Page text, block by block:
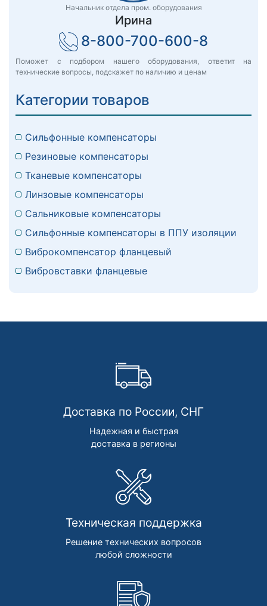
Начальник отдела пром. оборудования
Ирина
8-800-700-600-8
Поможет с подбором нашего оборудования, ответит на
технические вопросы, подскажет по наличию и ценам
Категории товаров
Сильфонные компенсаторы
Резиновые компенсаторы
Тканевые компенсаторы
Линзовые компенсаторы
Сальниковые компенсаторы
Сильфонные компенсаторы в ППУ изоляции
Виброкомпенсатор фланцевый
Вибровставки фланцевые
Доставка по России, СНГ
Надежная и быстрая
доставка в регионы
Техническая поддержка
Решение технических вопросов
любой сложности